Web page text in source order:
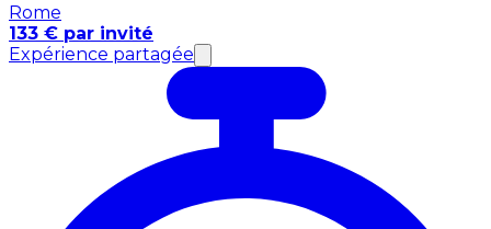
Rome
133 € par invité
Expérience partagée